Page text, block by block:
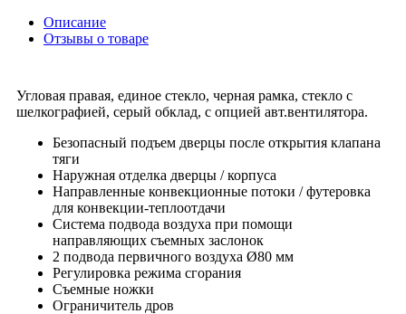
Описание
Отзывы о товаре
Угловая правая, единое стекло, черная рамка, стекло с
шелкографией, серый обклад, с опцией авт.вентилятора.
Безопасный подъем дверцы после открытия клапана
тяги
Наружная отделка дверцы / корпуса
Направленные конвекционные потоки / футеровка
для конвекции-теплоотдачи
Система подвода воздуха при помощи
направляющих съемных заслонок
2 подвода первичного воздуха Ø80 мм
Регулировка режима сгорания
Съемные ножки
Ограничитель дров